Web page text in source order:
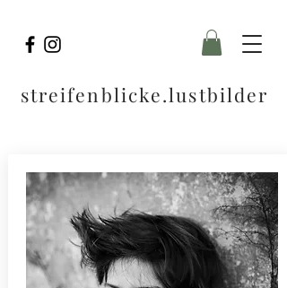
streifenblicke.lustbilder